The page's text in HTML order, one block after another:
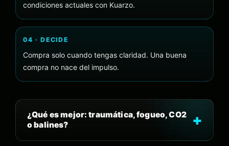
condiciones actuales con Kuarzo.
04 · DECIDE
Compra solo cuando tengas claridad. Una buena
compra no nace del impulso.
¿Qué es mejor: traumática, fogueo, CO2
o balines?